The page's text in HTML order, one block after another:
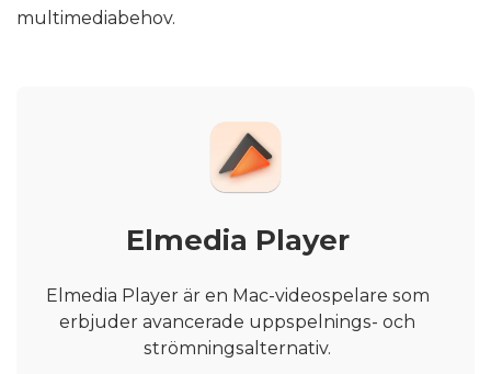
multimediabehov.
Elmedia Player
Elmedia Player är en Mac-videospelare som
erbjuder avancerade uppspelnings- och
strömningsalternativ.